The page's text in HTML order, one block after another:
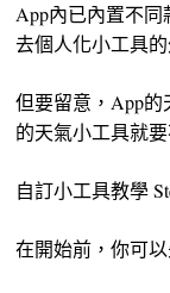
App內已內置不同
去個人化小工具的
但要留意，App
的天氣小工具就
自訂小工具教學
在開始前，你可